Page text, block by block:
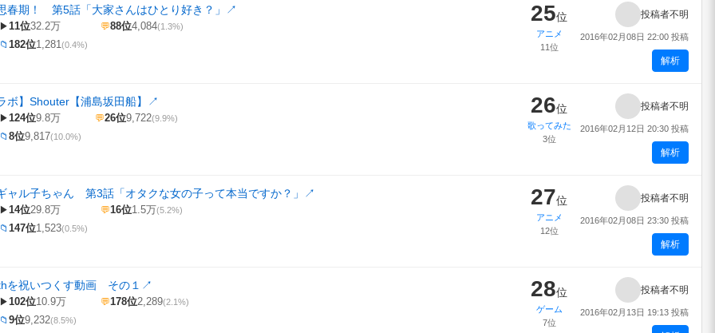
春期！ 第5話「大家さんはひとり好き？」 ↗
▶11位32.2万 💬88位4,084(1.3%)
📁 182位1,281(0.4%)
25位
アニメ
11位
投稿者不明
2016年02月08日 22:00 投稿
解析
ボ】Shouter【浦島坂田船】 ↗
▶124位9.8万 💬26位9,722(9.9%)
📁 8位9,817(10.0%)
26位
歌ってみた
3位
投稿者不明
2016年02月12日 20:30 投稿
解析
ャル子ちゃん 第3話「オタクな女の子って本当ですか？」 ↗
▶14位29.8万 💬16位1.5万(5.2%)
📁 147位1,523(0.5%)
27位
アニメ
12位
投稿者不明
2016年02月08日 23:30 投稿
解析
を祝いつくす動画 その１ ↗
▶102位10.9万 💬178位2,289(2.1%)
📁 9位9,232(8.5%)
28位
ゲーム
7位
投稿者不明
2016年02月13日 19:13 投稿